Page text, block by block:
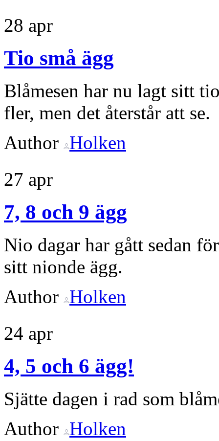
28 apr
Tio små ägg
Blåmesen har nu lagt sitt
fler, men det återstår att se.
Author Holken
27 apr
7, 8 och 9 ägg
Nio dagar har gått sedan
sitt nionde ägg.
Author Holken
24 apr
4, 5 och 6 ägg!
Sjätte dagen i rad som
Author Holken